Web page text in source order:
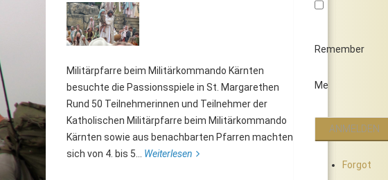
Remember
Me
Forgot
Militärpfarre beim Militärkommando Kärnten
besuchte die Passionsspiele in St. Margarethen
Rund 50 Teilnehmerinnen und Teilnehmer der
Katholischen Militärpfarre beim Militärkommando
Kärnten sowie aus benachbarten Pfarren machten
sich von 4. bis 5... Weiterlesen